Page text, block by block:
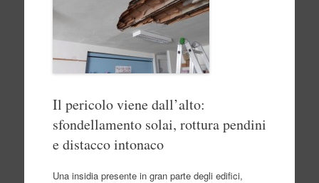
Il pericolo viene dall’alto:
sfondellamento solai, rottura pendini
e distacco intonaco
Una insidia presente in gran parte degli edifici,